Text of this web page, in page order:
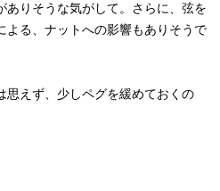
ありそうな気がして。さらに、弦を
よる、ナットへの影響もありそうで
思えず、少しペグを緩めておくの